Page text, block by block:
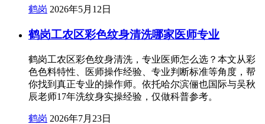
鹤岗 2026年5月12日
鹤岗工农区彩色纹身清洗哪家医师专业
鹤岗工农区彩色纹身清洗，专业医师怎么选？本文从彩
色色料特性、医师操作经验、专业判断标准等角度，帮
你找到真正专业的操作师。依托哈尔滨俪也国际与吴秋
辰老师17年洗纹身实操经验，仅做科普参考。
鹤岗 2026年7月23日